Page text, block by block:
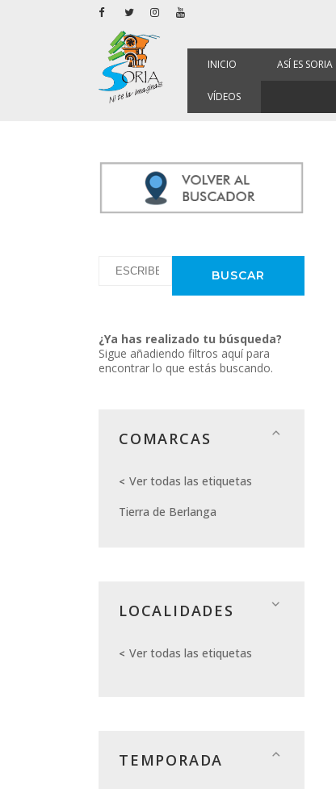
INICIO ASÍ ES SORIA
VÍDEOS
¿Ya has realizado tu búsqueda?
Sigue añadiendo filtros aquí para
encontrar lo que estás buscando.
COMARCAS
Ver todas las etiquetas
Tierra de Berlanga
LOCALIDADES
Ver todas las etiquetas
TEMPORADA